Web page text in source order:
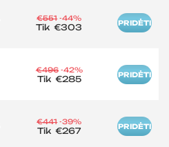
€551 -44%
Tik€303 PRIDĖTI
€496 -42%
Tik €285 PRIDĖTI
€441 -39%
Tik€267 PRIDĖTI